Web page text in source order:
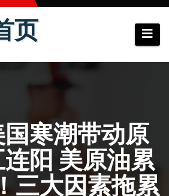
页
寒潮带动原
阳 美原油累
三大因素拖累